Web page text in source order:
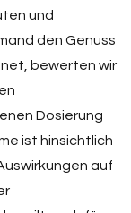
und
den Genuss
bewerten wir
Dosierung
ist hinsichtlich
auf